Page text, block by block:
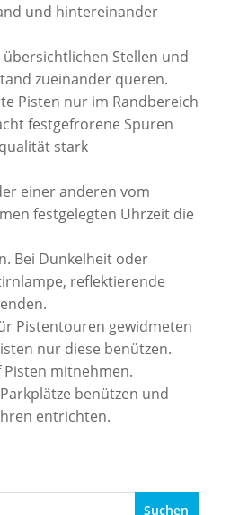
und hintereinander
Stellen und
zueinander queren.
Pisten nur im Randbereich
festgefrorene Spuren
stark
einer anderen vom
festgelegten Uhrzeit die
Bei Dunkelheit oder
reflektierende
Pistentouren gewidmeten
nur diese benützen.
mitnehmen.
benützen und
entrichten.